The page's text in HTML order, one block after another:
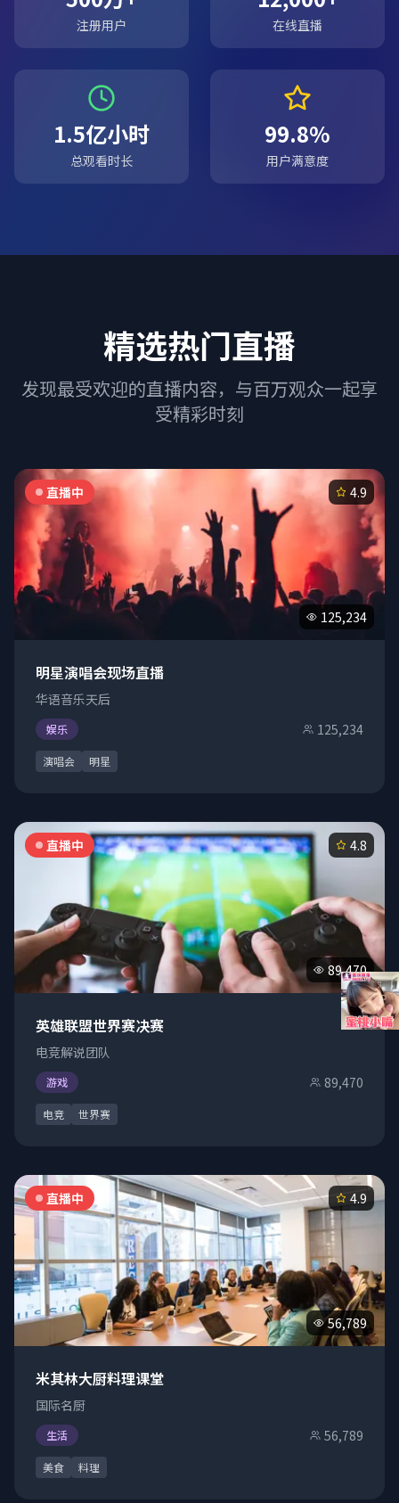
注册用户 在线直播
1.5亿小时
总观看时长
99.8%
用户满意度
精选热门直播
发现最受欢迎的直播内容，与百万观众一起享
受精彩时刻
直播中
125,234
4.9
明星演唱会现场直播
华语音乐天后
娱乐 125,234
演唱会 明星
直播中
89,470
4.8
英雄联盟世界赛决赛
电竞解说团队
游戏 89,470
电竞 世界赛
直播中
56,789
4.9
米其林大厨料理课堂
国际名厨
生活 56,789
美食 料理